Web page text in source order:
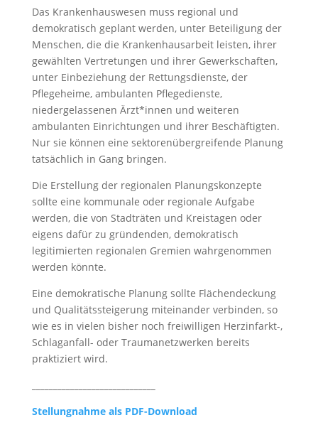
Das Krankenhauswesen muss regional und
demokratisch geplant werden, unter Beteiligung der
Menschen, die die Krankenhausarbeit leisten, ihrer
gewählten Vertretungen und ihrer Gewerkschaften,
unter Einbeziehung der Rettungsdienste, der
Pflegeheime, ambulanten Pflegedienste,
niedergelassenen Ärzt*innen und weiteren
ambulanten Einrichtungen und ihrer Beschäftigten.
Nur sie können eine sektorenübergreifende Planung
tatsächlich in Gang bringen.
Die Erstellung der regionalen Planungskonzepte
sollte eine kommunale oder regionale Aufgabe
werden, die von Stadträten und Kreistagen oder
eigens dafür zu gründenden, demokratisch
legitimierten regionalen Gremien wahrgenommen
werden könnte.
Eine demokratische Planung sollte Flächendeckung
und Qualitätssteigerung miteinander verbinden, so
wie es in vielen bisher noch freiwilligen Herzinfarkt-,
Schlaganfall- oder Traumanetzwerken bereits
praktiziert wird.
Stellungnahme als PDF-Download